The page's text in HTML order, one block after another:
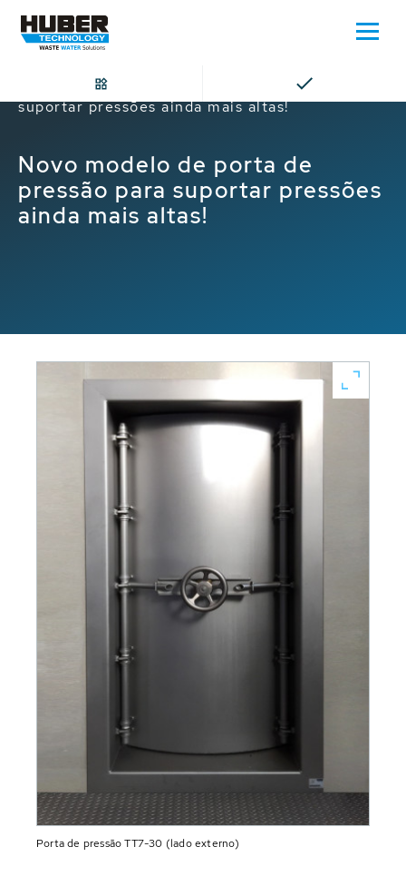
Novo modelo de porta de pressão para
suportar pressões ainda mais altas!
Novo modelo de porta de
pressão para suportar pressões
ainda mais altas!
Porta de pressão TT7-30 (lado externo)